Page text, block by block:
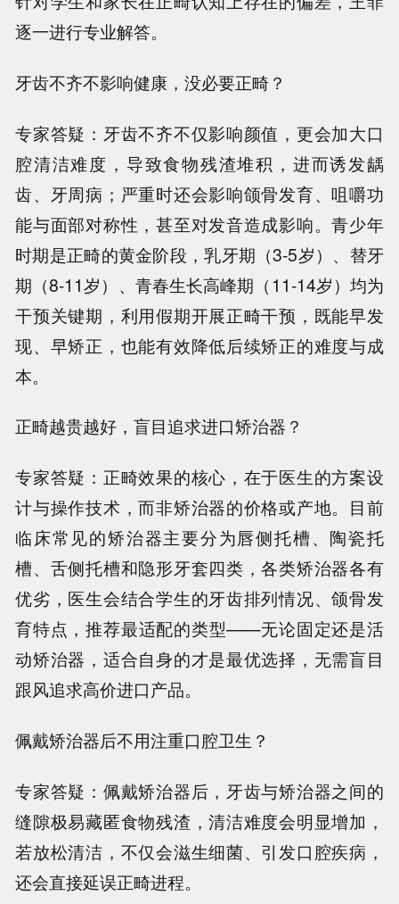
逐一进行专业解答。
牙齿不齐不影响健康，没必要正畸？
专家答疑：牙齿不齐不仅影响颜值，更会加大口
腔清洁难度，导致食物残渣堆积，进而诱发龋
齿、牙周病；严重时还会影响颌骨发育、咀嚼功
能与面部对称性，甚至对发音造成影响。青少年
时期是正畸的黄金阶段，乳牙期（3-5岁）、替牙
期（8-11岁）、青春生长高峰期（11-14岁）均为
干预关键期，利用假期开展正畸干预，既能早发
现、早矫正，也能有效降低后续矫正的难度与成
本。
正畸越贵越好，盲目追求进口矫治器？
专家答疑：正畸效果的核心，在于医生的方案设
计与操作技术，而非矫治器的价格或产地。目前
临床常见的矫治器主要分为唇侧托槽、陶瓷托
槽、舌侧托槽和隐形牙套四类，各类矫治器各有
优劣，医生会结合学生的牙齿排列情况、颌骨发
育特点，推荐最适配的类型——无论固定还是活
动矫治器，适合自身的才是最优选择，无需盲目
跟风追求高价进口产品。
佩戴矫治器后不用注重口腔卫生？
专家答疑：佩戴矫治器后，牙齿与矫治器之间的
缝隙极易藏匿食物残渣，清洁难度会明显增加，
若放松清洁，不仅会滋生细菌、引发口腔疾病，
还会直接延误正畸进程。